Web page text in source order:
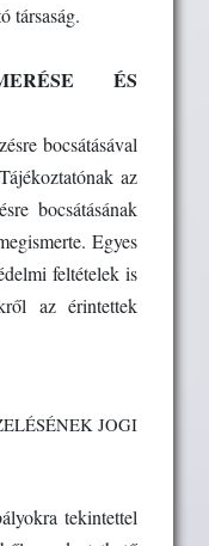
társaság.
ÉS
bocsátásával
az
bocsátásának
Egyes
feltételek is
az érintettek
JOGI
tekintettel